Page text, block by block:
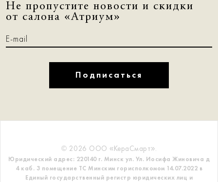
Не пропустите новости и скидки
от салона «Атриум»
Подписаться
© 2026 ООО «КераСмарт».
Юридический адрес: 220140 г. Минск ул. Ул. Иосифа Жиновича д
4 каб. 3 помещение ТС Минским горисполкомом 14.07.2022 в
Единый государственный регистр юридических лиц и